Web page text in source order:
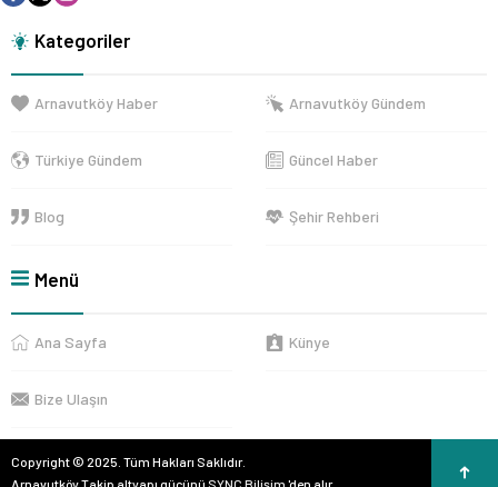
Kategoriler
Arnavutköy Haber Arnavutköy Gündem
Türkiye Gündem Güncel Haber
Blog Şehir Rehberi
Menü
Ana Sayfa Künye
Bize Ulaşın
Copyright © 2025. Tüm Hakları Saklıdır.
Arnavutköy Takip altyapı gücünü SYNC Bilişim 'den alır.